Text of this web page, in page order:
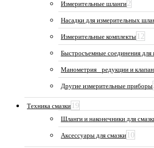
Измерительные шланги2
Насадки для измерительных
Измерительные комплекты 12
Быстросъемные соединения для
Манометрия_ редукции и
Другие измерительные приборы
Техника смазки 19
Шланги и наконечники для
Аксессуары для смазки 10